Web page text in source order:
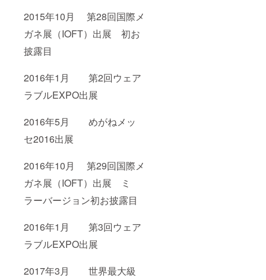
2015年10月 第28回国際メ
ガネ展（IOFT）出展 初お
披露目
2016年1月 第2回ウェア
ラブルEXPO出展
2016年5月 めがねメッ
セ2016出展
2016年10月 第29回国際メ
ガネ展（IOFT）出展 ミ
ラーバージョン初お披露目
2016年1月 第3回ウェア
ラブルEXPO出展
2017年3月 世界最大級